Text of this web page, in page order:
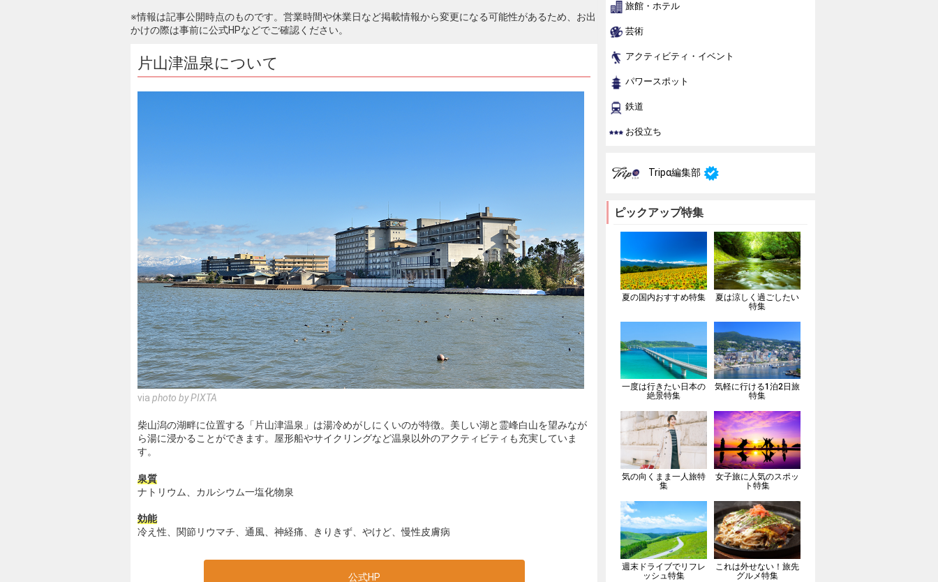
※情報は記事公開時点のものです。営業時間や休業日など掲載情報から変更になる可能性があるため、お出
かけの際は事前に公式HPなどでご確認ください。
片山津温泉について
via photo by PIXTA
柴山潟の湖畔に位置する「片山津温泉」は湯冷めがしにくいのが特徴。美しい湖と霊峰白山を望みなが
ら湯に浸かることができます。屋形船やサイクリングなど温泉以外のアクティビティも充実していま
す。
泉質
ナトリウム、カルシウム一塩化物泉
効能
冷え性、関節リウマチ、通風、神経痛、きりきず、やけど、慢性皮膚病
公式HP
旅館・ホテル
芸術
アクティビティ・イベント
パワースポット
鉄道
お役立ち
Tripα編集部
ピックアップ特集
夏の国内おすすめ特集
夏は涼しく過ごしたい
特集
一度は行きたい日本の
絶景特集
気軽に行ける1泊2日旅
特集
気の向くまま一人旅特
集
女子旅に人気のスポッ
ト特集
週末ドライブでリフレ
ッシュ特集
これは外せない！旅先
グルメ特集